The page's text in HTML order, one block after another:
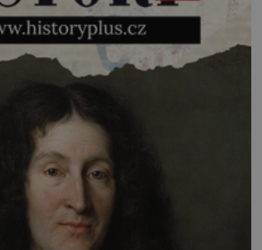
říct, že je to přírodní […]